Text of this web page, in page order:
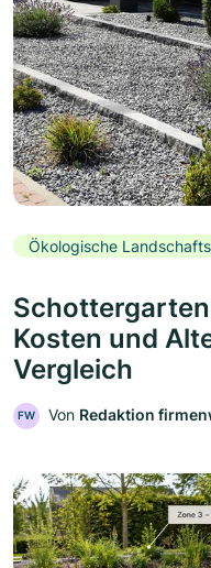
Ökologische
Kosten und
Vergleich
FW Von Redaktion